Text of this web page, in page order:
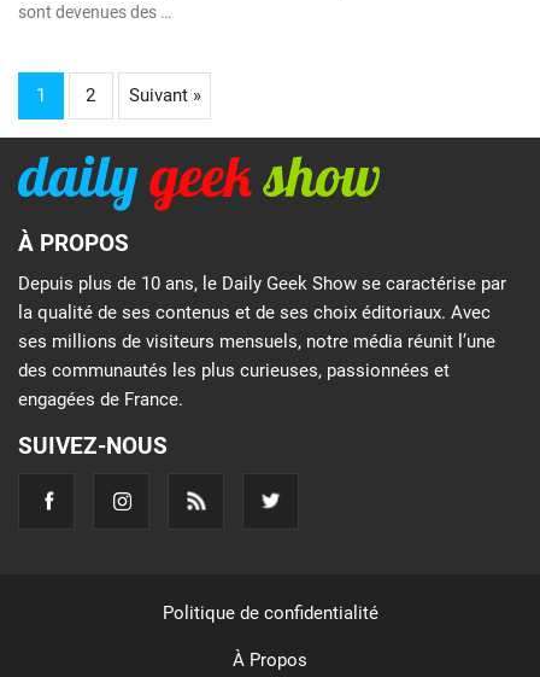
sont devenues des …
1 2 Suivant »
À PROPOS
Depuis plus de 10 ans, le Daily Geek Show se caractérise par
la qualité de ses contenus et de ses choix éditoriaux. Avec
ses millions de visiteurs mensuels, notre média réunit l’une
des communautés les plus curieuses, passionnées et
engagées de France.
SUIVEZ-NOUS
Politique de confidentialité
À Propos